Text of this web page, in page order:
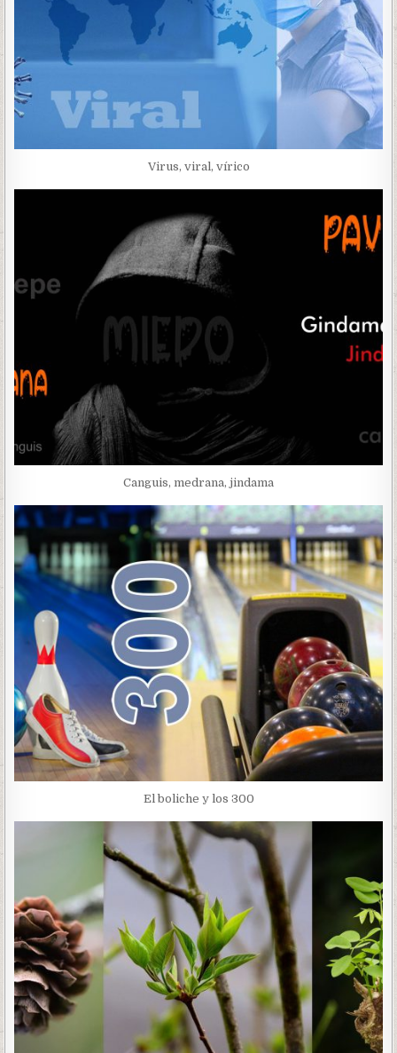
Virus, viral, vírico
Canguis, medrana, jindama
El boliche y los 300